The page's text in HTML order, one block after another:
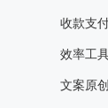
收款支
效率工
文案原